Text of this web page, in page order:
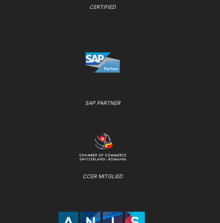
CERTIFIED
SAP PARTNER
CCER MITGLIED